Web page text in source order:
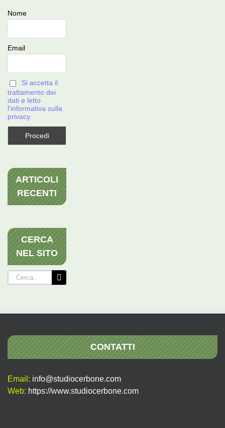
Nome
Email
Si accetta il
trattamento dei
dati e letto
l'informativa sulla
privacy.
ARTICOLI
RECENTI
CERCA
NEL SITO
Cerca
per:
CONTATTI
Email: info@studiocerbone.com
Web: https://www.studiocerbone.com